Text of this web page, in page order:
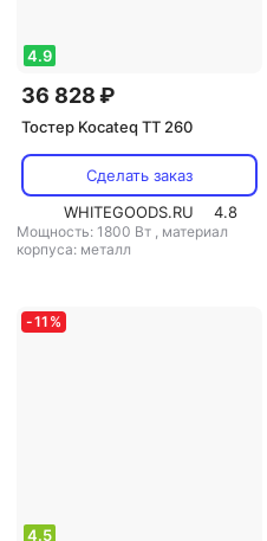
4.9
36 828 ₽
Тостер Kocateq TT 260
Сделать заказ
WHITEGOODS.RU
4.8
Мощность: 1800 Вт , материал
корпуса: металл
-11 %
4.5